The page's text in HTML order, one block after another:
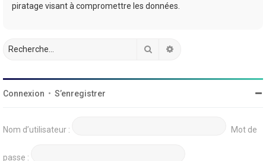
piratage visant à compromettre les données.
Rechercher
Connexion • S’enregistrer
Nom d’utilisateur : Mot de
passe :